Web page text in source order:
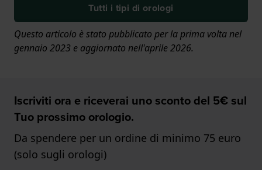
Tutti i tipi di orologi
Questo articolo è stato pubblicato per la prima volta nel
gennaio 2023 e aggiornato nell'aprile 2026.
Iscriviti ora e riceverai uno sconto del 5€ sul
Tuo prossimo orologio.
Da spendere per un ordine di minimo 75 euro
(solo sugli orologi)